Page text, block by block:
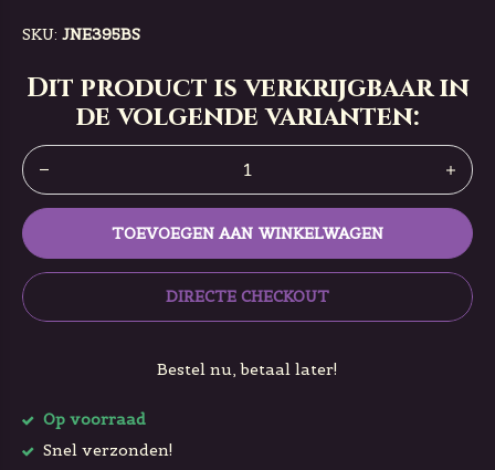
SKU: JNE395BS
Dit product is verkrijgbaar in
de volgende varianten:
TOEVOEGEN AAN WINKELWAGEN
DIRECTE CHECKOUT
Bestel nu, betaal later!
Op voorraad
Snel verzonden!